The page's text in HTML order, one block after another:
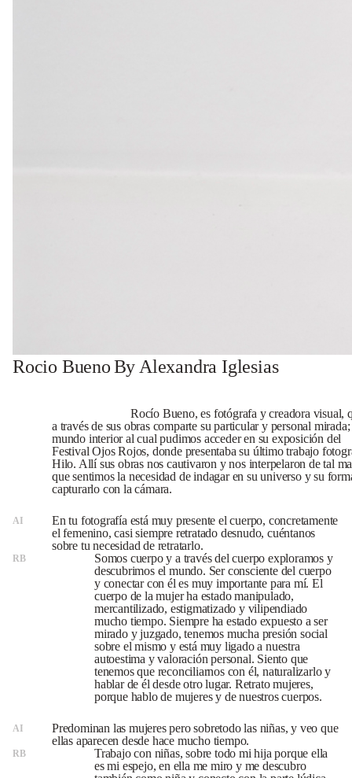
Rocio BuenoBy Alexandra Iglesias
Rocío Bueno, es fotógrafa y creadora visual,
a través de sus obras comparte su particular y personal
mundo interior al cual pudimos acceder en su exposición del
Festival Ojos Rojos, donde presentaba su último trabajo
Hilo. Allí sus obras nos cautivaron y nos interpelaron de tal
que sentimos la necesidad de indagar en su universo y su
capturarlo con la cámara.
AI
En tu fotografía está muy presente el cuerpo, concretamente
el femenino, casi siempre retratado desnudo, cuéntanos
sobre tu necesidad de retratarlo.
RB
Somos cuerpo y a través del cuerpo exploramos y
descubrimos el mundo. Ser consciente del cuerpo
y conectar con él es muy importante para mí. El
cuerpo de la mujer ha estado manipulado,
mercantilizado, estigmatizado y vilipendiado
mucho tiempo. Siempre ha estado expuesto a ser
mirado y juzgado, tenemos mucha presión social
sobre el mismo y está muy ligado a nuestra
autoestima y valoración personal. Siento que
tenemos que reconciliarnos con él, naturalizarlo y
hablar de él desde otro lugar. Retrato mujeres,
porque hablo de mujeres y de nuestros cuerpos.
AI
Predominan las mujeres pero sobretodo las niñas, y veo que
ellas aparecen desde hace mucho tiempo.
RB
Trabajo con niñas, sobre todo mi hija porque ella
es mi espejo, en ella me miro y me descubro